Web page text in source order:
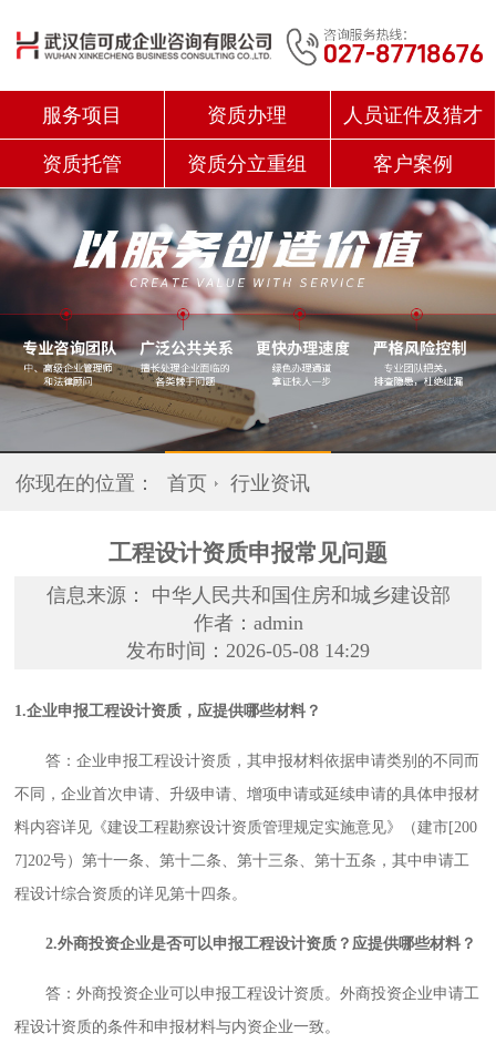
服务项目 资质办理 人员证件及猎才
资质托管 资质分立重组 客户案例
你现在的位置： 首页 行业资讯
工程设计资质申报常见问题
信息来源： 中华人民共和国住房和城乡建设部
作者：admin
发布时间：2026-05-08 14:29
1.企业申报工程设计资质，应提供哪些材料？
答：企业申报工程设计资质，其申报材料依据申请类别的不同而
不同，企业首次申请、升级申请、增项申请或延续申请的具体申报材
料内容详见《建设工程勘察设计资质管理规定实施意见》（建市[200
7]202号）第十一条、第十二条、第十三条、第十五条，其中申请工
程设计综合资质的详见第十四条。
2.外商投资企业是否可以申报工程设计资质？应提供哪些材料？
答：外商投资企业可以申报工程设计资质。外商投资企业申请工
程设计资质的条件和申报材料与内资企业一致。